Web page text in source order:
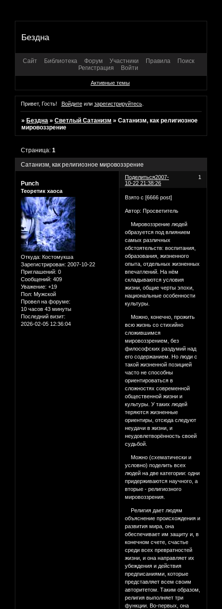
Бездна
Сайт Библиотека Форум Участники Правила
Поиск
Регистрация
Войти
Активные темы
Привет, Гость! Войдитеили зарегистрируйтесь.
»Бездна »Светлый Сатанизм »Сатанизм, как религиозное
мировоззрение
Сатанизм, как религиозное мировоззрение
Страница:1
Поделиться 1
2007-
10-22 21:38:26
Punch
Теоретик хаоса
Откуда: Костомукша
Зарегистрирован: 2007-10-22
Приглашений: 0
Сообщений: 409
Уважение: +19
Пол: Мужской
Провел на форуме:
10 часов 43 минуты
Последний визит:
2026-02-05 12:36:04
Взято с [6666 post]
Автор: Просветитель
Мировоззрение людей
образуется под влиянием
самых различных
обстоятельств: воспитания,
образования, жизненного
опыта, отдельных жизненных
впечатлений. На нём
складываются условия
жизни, общие черты эпохи,
национальные особенности
культуры.
Можно, конечно, прожить
всю жизнь со стихийно
сложившимся
мировоззрением, без
философских раздумий над
его содержанием. Но люди с
такой жизненной позицией
часто не способны
ориентироваться в
сложностях современной
общественной жизни и
культуры. У таких людей
теряются жизненные
ориентиры, отсюда следуют
неудачи в жизни, и
неудовлетворённость своей
судьбой.
Можно (схематически и
условно) поделить всех
людей на две категории: одни
придерживаются научного, а
вторые - религиозного
мировоззрения.
Религия дает людям
объяснение происхождения и
развития мира, она
обеспечивает им защиту и, в
конечном счете, счастье
среди всех превратностей
жизни, и она направляет их
убеждения и действия
предписаниями, которые
представляет всем своим
авторитетом. Таким образом,
религия выполняет три
функции. Во-первых, она